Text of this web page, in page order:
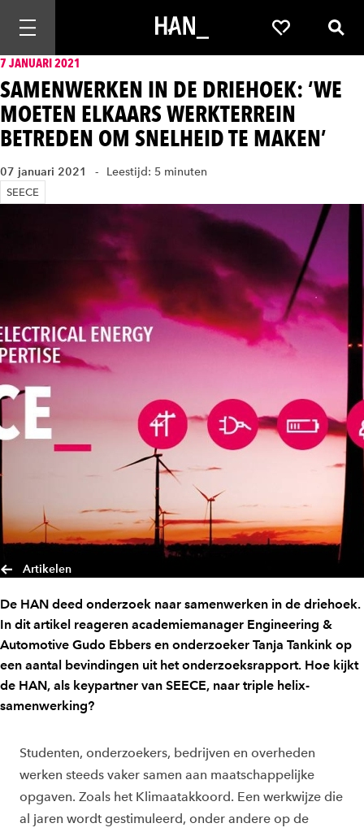
Mobiele navigatie openen Favorieten
7 JANUARI 2021
SAMENWERKEN IN DE DRIEHOEK: ‘WE
MOETEN ELKAARS WERKTERREIN
BETREDEN OM SNELHEID TE MAKEN’
07 januari 2021 Leestijd: 5 minuten
SEECE
Artikelen
De HAN deed onderzoek naar samenwerken in de driehoek.
In dit artikel reageren academiemanager Engineering &
Automotive Gudo Ebbers en onderzoeker Tanja Tankink op
een aantal bevindingen uit het onderzoeksrapport. Hoe kijkt
de HAN, als keypartner van SEECE, naar triple helix-
samenwerking?
Studenten, onderzoekers, bedrijven en overheden
werken steeds vaker samen aan maatschappelijke
opgaven. Zoals het Klimaatakkoord. Een werkwijze die
al jaren wordt gestimuleerd, onder andere op de